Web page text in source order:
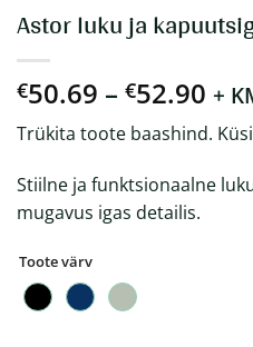
Astor luku ja
€50.69 – €52.90 +
Trükita toote baashind.
Stiilne ja funktsionaalne
mugavus igas detailis.
Toote värv